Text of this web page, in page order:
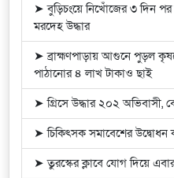
➤ বুড়িচংয়ে নিখোঁজের ৩ দিন পর
মরদেহ উদ্ধার
➤ ব্রাহ্মণপাড়ায় আগুনে পুড়ল
পাঠানোর ৪ লাখ টাকাও ছাই
➤ গ্রিসে উদ্ধার ২০২ অভিবাসী,
➤ চিকিৎসক সমাবেশের উদ্বোধন
➤ তুরস্কের ক্লাবে যোগ দিয়ে